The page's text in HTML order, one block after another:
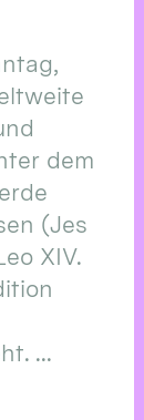
dem
(Jes
XIV.
...